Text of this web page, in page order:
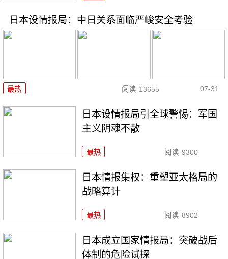
日本设情报局：中日关系面临严峻安全考验
最热 阅读 13655 07-31
日本设情报局引全球警惕：军国
主义阴魂不散
最热 阅读 9300
日本情报集权：重塑亚太格局的
战略算计
最热 阅读 8902
日本成立国家情报局：突破战后
体制的危险试探